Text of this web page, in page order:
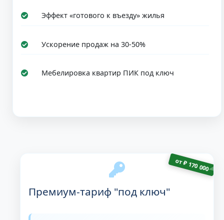
Эффект «готового к въезду» жилья
Ускорение продаж на 30-50%
Мебелировка квартир ПИК под ключ
от₽170 000
Премиум-тариф "под ключ"